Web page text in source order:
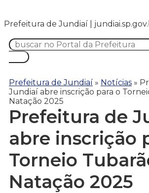
Prefeitura de Jundiaí |
Prefeitura de Jundiaí » Notícias »
Jundiaí abre inscrição para o
Natação 2025
Prefeitura de
abre inscrição
Torneio
Natação 2025